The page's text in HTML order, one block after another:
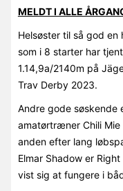
MELDT I ALLE
Helsøster til så god en
som i 8 starter har
1.14,9a/2140m på
Trav Derby 2023.
Andre gode søskende
amatørtræner Chili
anden efter lang
Elmar Shadow er
vist sig at fungere i